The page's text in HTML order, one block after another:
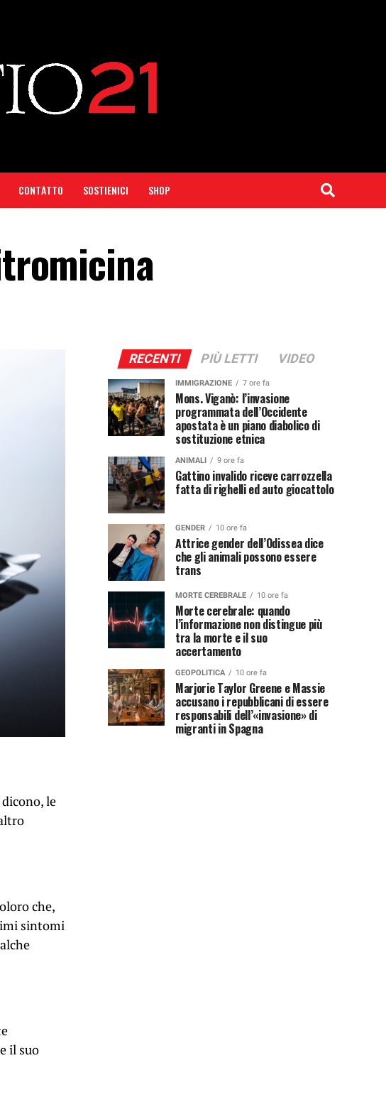
CONTATTO SOSTIENICI SHOP
le
che,
sintomi
il suo
RECENTI PIÙ LETTI VIDEO
IMMIGRAZIONE 7 ore fa
Mons. Viganò: l’invasione
programmata dell’Occidente
apostata è un piano diabolico di
sostituzione etnica
ANIMALI 9 ore fa
Gattino invalido riceve carrozzella
fatta di righelli ed auto giocattolo
GENDER 10 ore fa
Attrice gender dell’Odissea dice
che gli animali possono essere
trans
MORTE CEREBRALE 10 ore fa
Morte cerebrale: quando
l’informazione non distingue più
tra la morte e il suo
accertamento
GEOPOLITICA 10 ore fa
Marjorie Taylor Greene e Massie
accusano i repubblicani di essere
responsabili dell’«invasione» di
migranti in Spagna